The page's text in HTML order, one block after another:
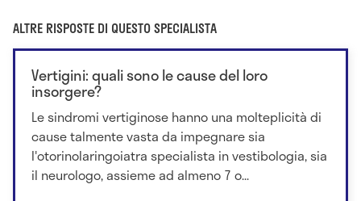
ALTRE RISPOSTE DI QUESTO SPECIALISTA
Vertigini: quali sono le cause del loro
insorgere?
Le sindromi vertiginose hanno una molteplicità di
cause talmente vasta da impegnare sia
l'otorinolaringoiatra specialista in vestibologia, sia
il neurologo, assieme ad almeno 7 o...